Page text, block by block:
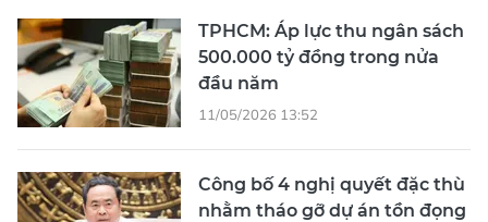
TPHCM: Áp lực thu ngân sách
500.000 tỷ đồng trong nửa
đầu năm
11/05/2026 13:52
Công bố 4 nghị quyết đặc thù
nhằm tháo gỡ dự án tồn đọng